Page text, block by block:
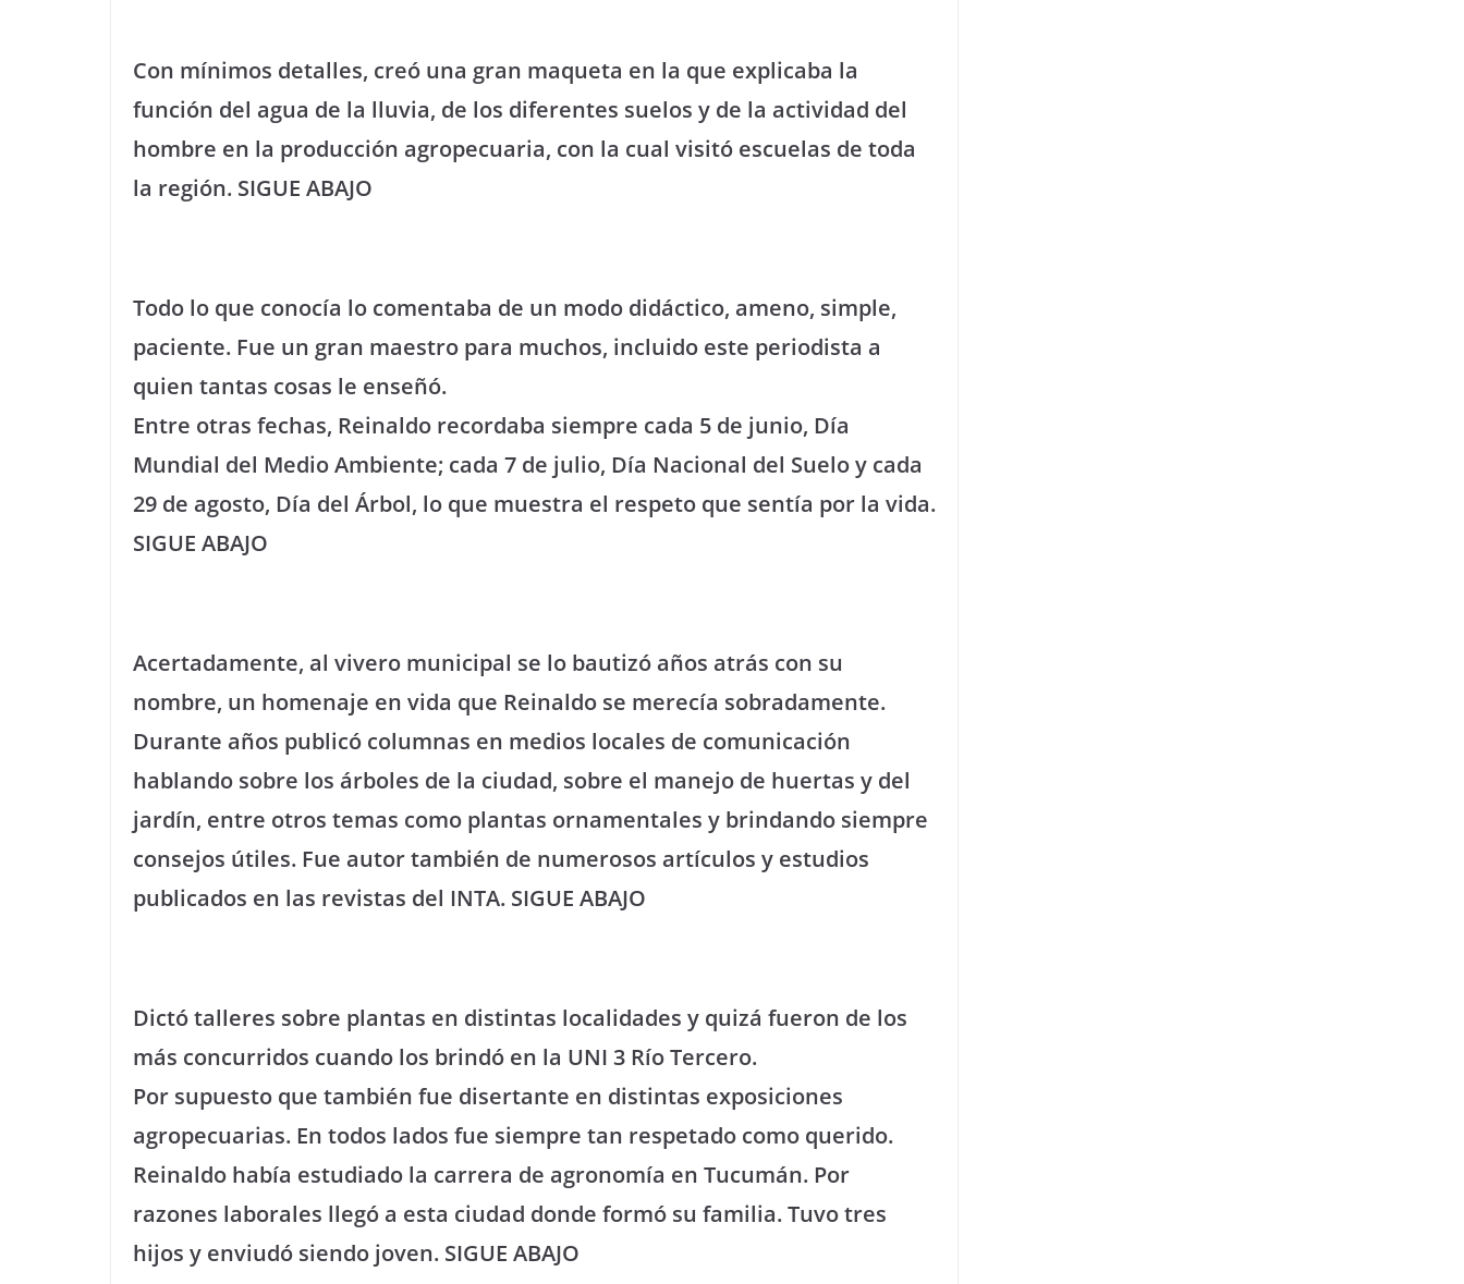
Con mínimos detalles, creó una gran maqueta en la que explicaba la
función del agua de la lluvia, de los diferentes suelos y de la actividad del
hombre en la producción agropecuaria, con la cual visitó escuelas de toda
la región. SIGUE ABAJO
Todo lo que conocía lo comentaba de un modo didáctico, ameno, simple,
paciente. Fue un gran maestro para muchos, incluido este periodista a
quien tantas cosas le enseñó.
Entre otras fechas, Reinaldo recordaba siempre cada 5 de junio, Día
Mundial del Medio Ambiente; cada 7 de julio, Día Nacional del Suelo y cada
29 de agosto, Día del Árbol, lo que muestra el respeto que sentía por la vida.
SIGUE ABAJO
Acertadamente, al vivero municipal se lo bautizó años atrás con su
nombre, un homenaje en vida que Reinaldo se merecía sobradamente.
Durante años publicó columnas en medios locales de comunicación
hablando sobre los árboles de la ciudad, sobre el manejo de huertas y del
jardín, entre otros temas como plantas ornamentales y brindando siempre
consejos útiles. Fue autor también de numerosos artículos y estudios
publicados en las revistas del INTA. SIGUE ABAJO
Dictó talleres sobre plantas en distintas localidades y quizá fueron de los
más concurridos cuando los brindó en la UNI 3 Río Tercero.
Por supuesto que también fue disertante en distintas exposiciones
agropecuarias. En todos lados fue siempre tan respetado como querido.
Reinaldo había estudiado la carrera de agronomía en Tucumán. Por
razones laborales llegó a esta ciudad donde formó su familia. Tuvo tres
hijos y enviudó siendo joven. SIGUE ABAJO